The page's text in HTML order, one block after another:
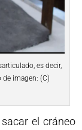
es decir,
de imagen: (C)
el cráneo